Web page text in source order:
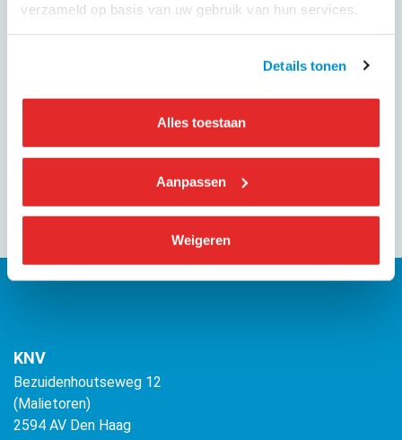
verzameld op basis van uw gebruik van hun services.
Details tonen
Alles toestaan
Aanpassen
Weigeren
6 januari 2025
Deel dit evenement
KNV
Bezuidenhoutseweg 12
(Malietoren)
2594 AV Den Haag